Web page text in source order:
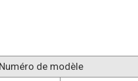
Numéro de modèle